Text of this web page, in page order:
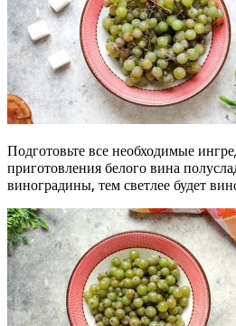
Подготовьте все необходимые
приготовления белого вина
виноградины, тем светлее будет